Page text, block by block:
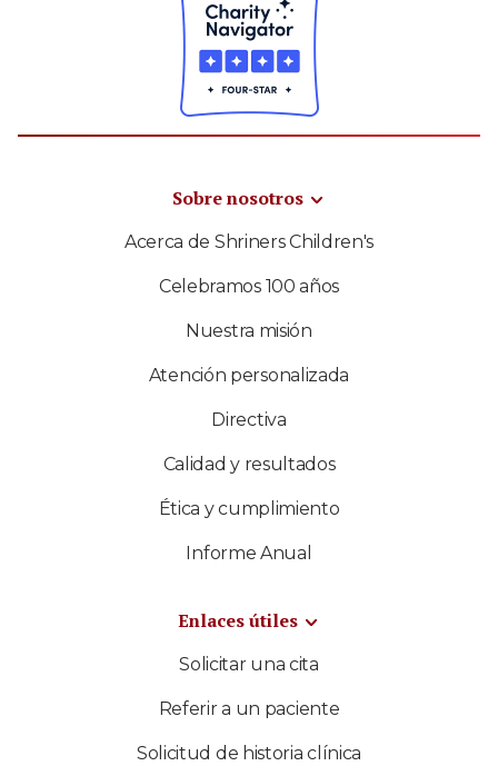
Sobre nosotros
Acerca de Shriners Children's
Celebramos 100 años
Nuestra misión
Atención personalizada
Directiva
Calidad y resultados
Ética y cumplimiento
Informe Anual
Enlaces útiles
Solicitar una cita
Referir a un paciente
Solicitud de historia clínica